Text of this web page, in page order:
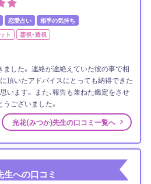
恋愛占い 相手の気持ち
ト 霊視・透視
した。 連絡が途絶えていた彼の事で相
頂いたアドバイスにとっても納得できた
います。 また、報告も兼ねた鑑定をさせ
ございました。
光花(みつか)先生の口コミ一覧へ
への口コミ